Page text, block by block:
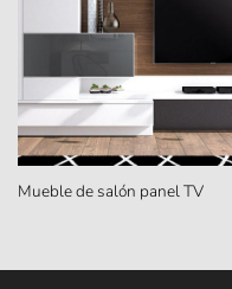
Mueble de salón panel TV